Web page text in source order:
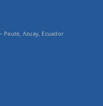
Paute, Azuay, Ecuador